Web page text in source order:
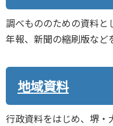
調べもののための資料と
年報、新聞の縮刷版など
地域資料
行政資料をはじめ、堺・